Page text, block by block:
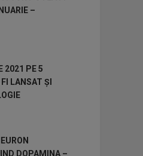
–
2021 PE 5
LANSAT ȘI
DOPAMINA –